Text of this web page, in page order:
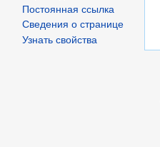
Постоянная ссылка
Сведения о странице
Узнать свойства